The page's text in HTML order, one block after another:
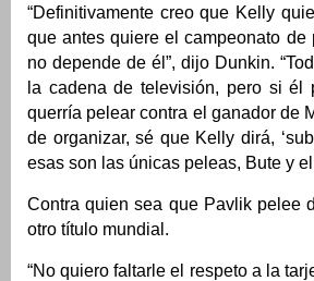
“Definitivamente creo que Kelly
que antes quiere el campeonato
no depende de él”, dijo Dunkin.
la cadena de televisión, pero si él
querría pelear contra el ganador de
de organizar, sé que Kelly dirá,
esas son las únicas peleas, Bute y
Contra quien sea que Pavlik pelee
otro título mundial.
“No quiero faltarle el respeto a la